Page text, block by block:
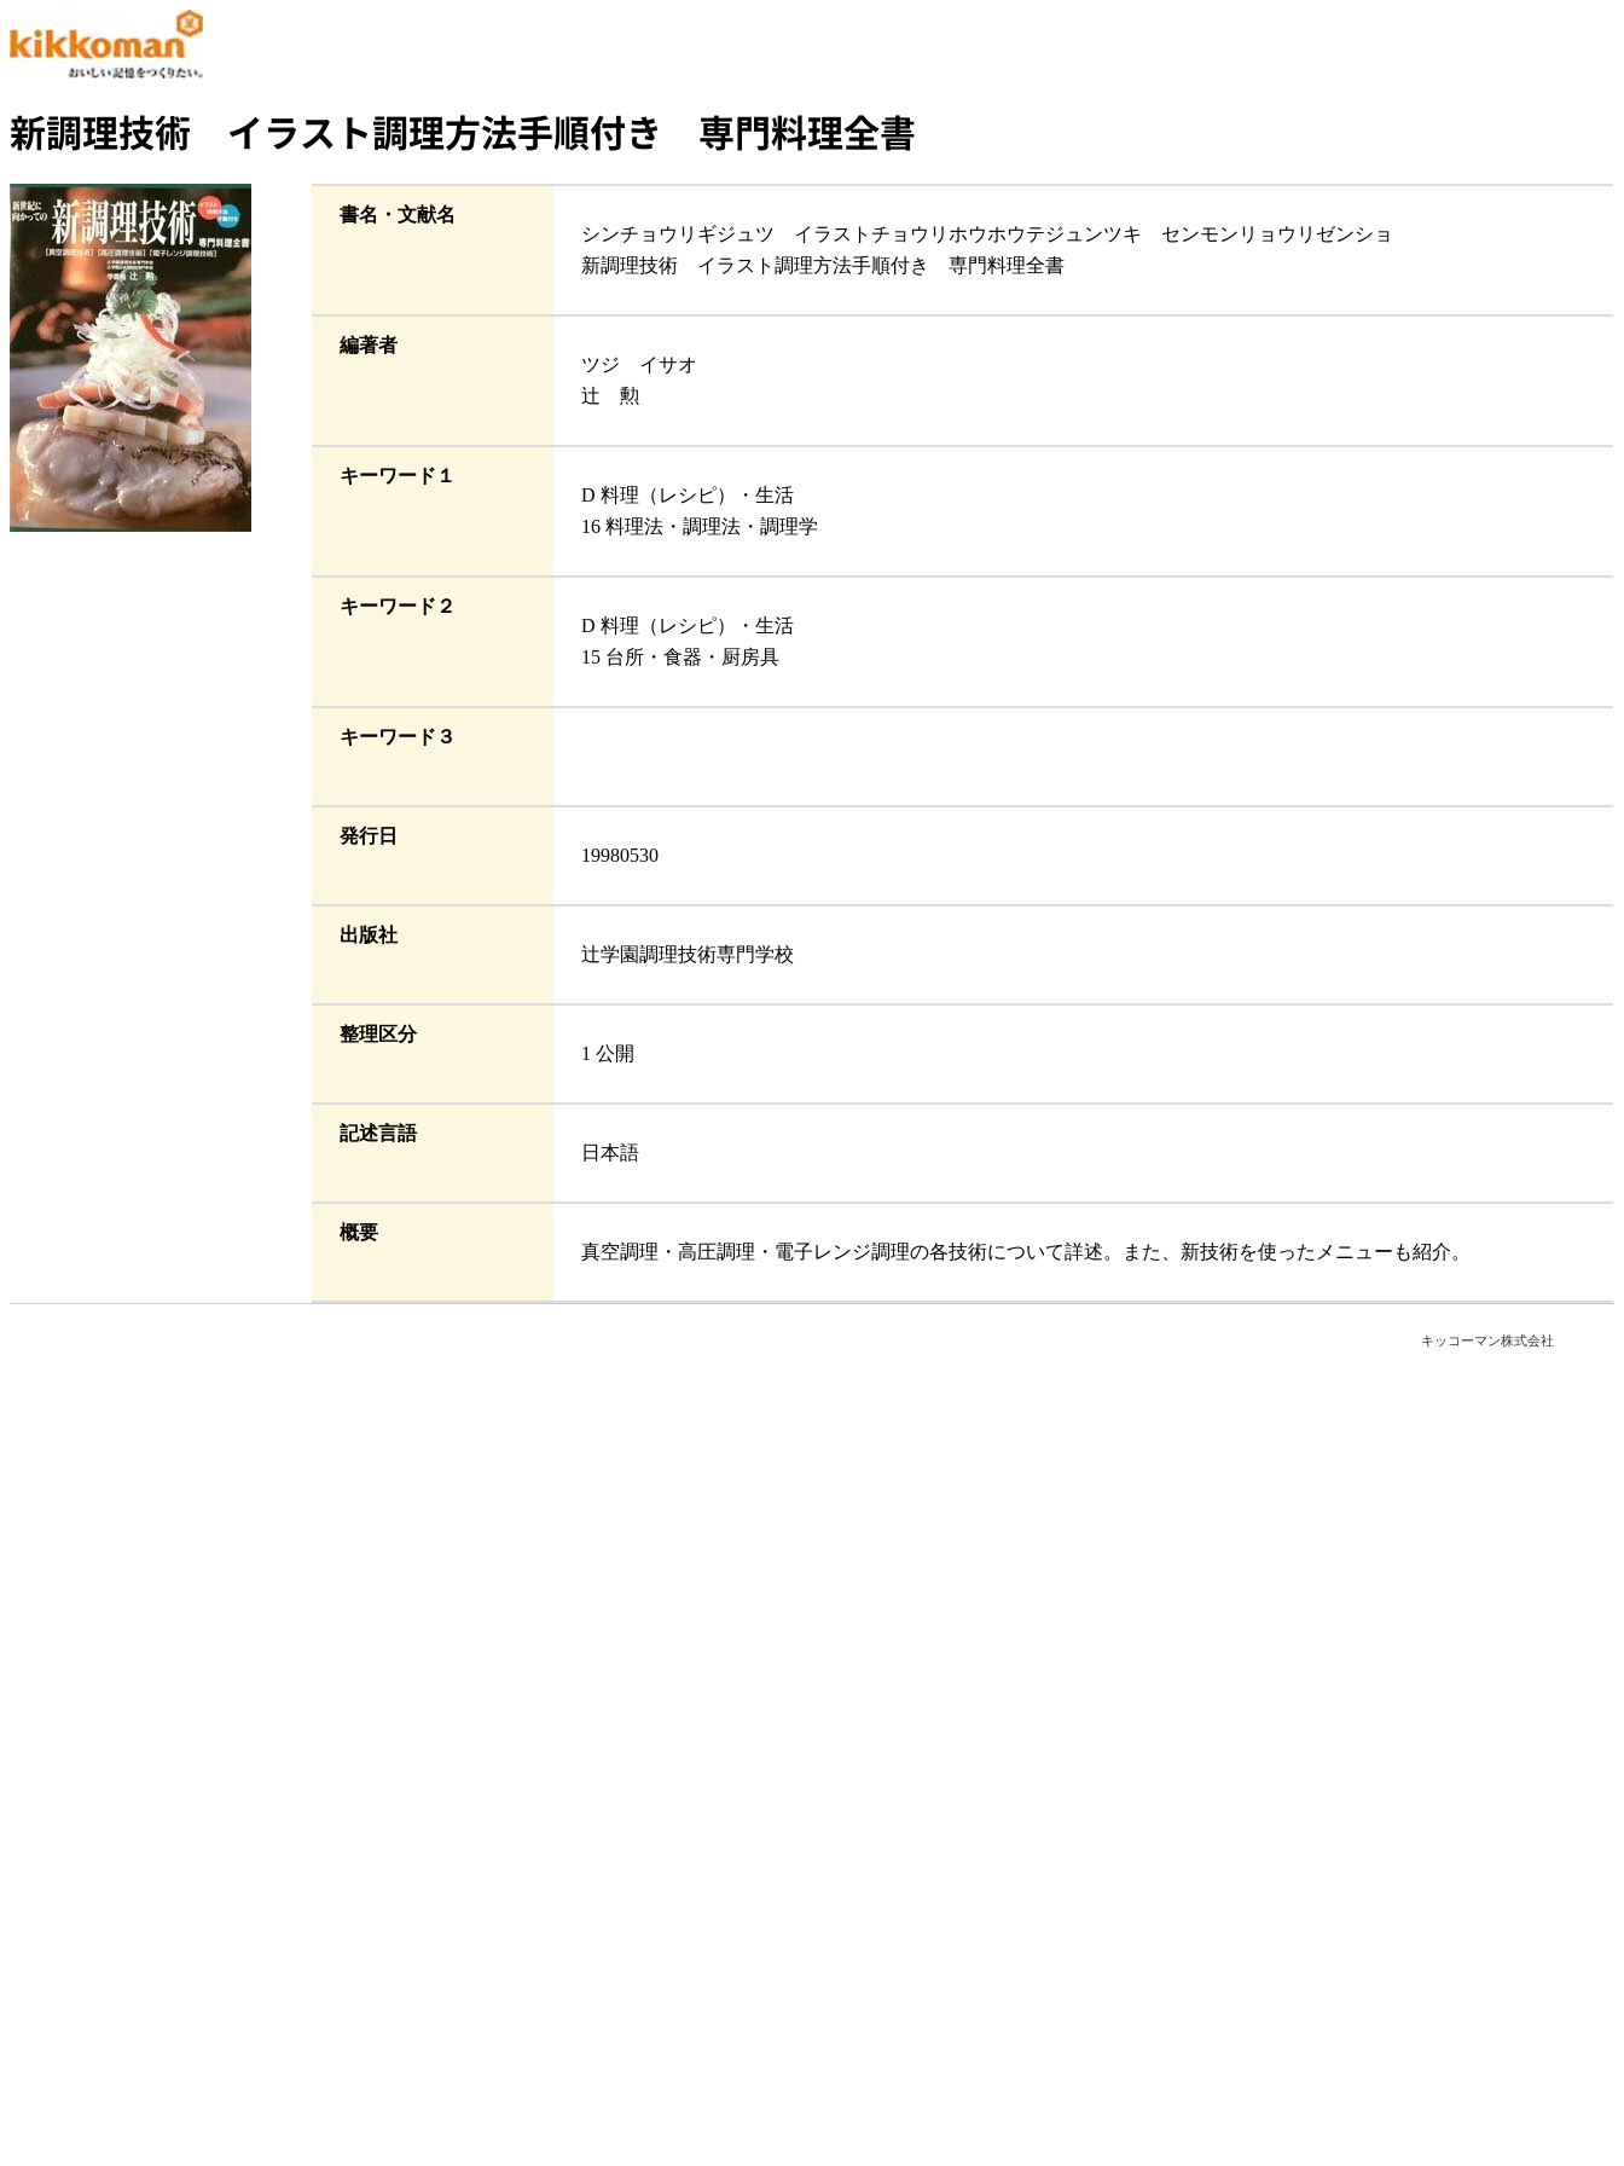
新調理技術 イラスト調理方法手順付き 専門料理全書
書名・文献名
シンチョウリギジュツ イラストチョウリホウホウテジュンツキ センモンリョウリゼンショ
新調理技術 イラスト調理方法手順付き 専門料理全書
編著者
ツジ イサオ
辻 勲
キーワード１
D 料理（レシピ）・生活
16 料理法・調理法・調理学
キーワード２
D 料理（レシピ）・生活
15 台所・食器・厨房具
キーワード３
発行日
19980530
出版社
辻学園調理技術専門学校
整理区分
1 公開
記述言語
日本語
概要
真空調理・高圧調理・電子レンジ調理の各技術について詳述。また、新技術を使ったメニューも紹介。
キッコーマン株式会社